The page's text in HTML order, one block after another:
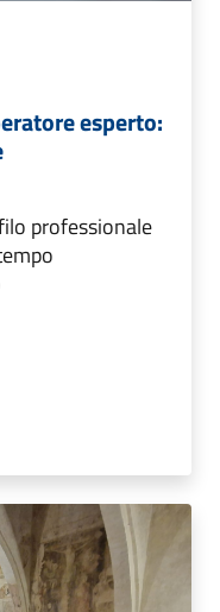
esperto:
professionale